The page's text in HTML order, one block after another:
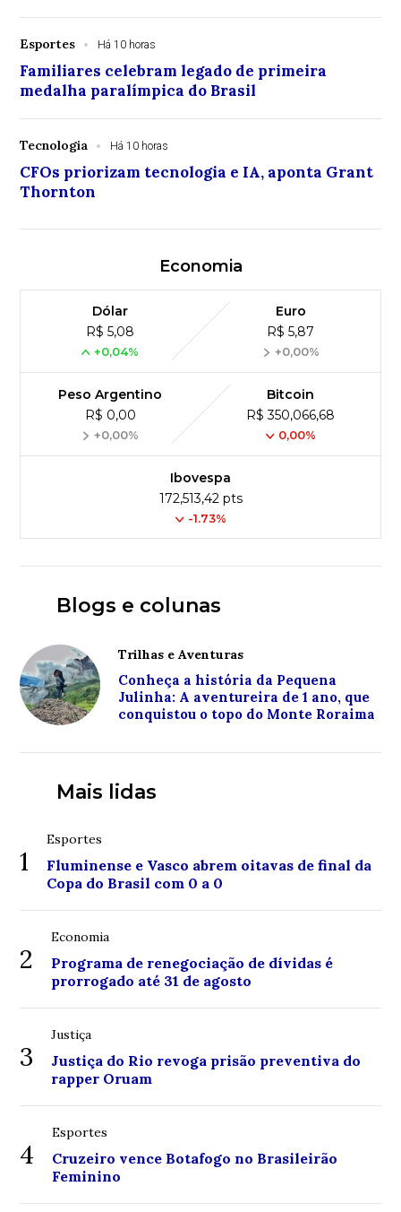
Esportes Há 10 horas
Familiares celebram legado de primeira
medalha paralímpica do Brasil
Tecnologia Há 10 horas
CFOs priorizam tecnologia e IA, aponta Grant
Thornton
Economia
Dólar
R$ 5,08
+0,04%
Euro
R$ 5,87
+0,00%
Peso Argentino
R$ 0,00
+0,00%
Bitcoin
R$ 350,066,68
0,00%
Ibovespa
172,513,42 pts
-1.73%
Blogs e colunas
Trilhas e Aventuras
Conheça a história da Pequena
Julinha: A aventureira de 1 ano, que
conquistou o topo do Monte Roraima
Mais lidas
1
Esportes
Fluminense e Vasco abrem oitavas de final da
Copa do Brasil com 0 a 0
2
Economia
Programa de renegociação de dívidas é
prorrogado até 31 de agosto
3
Justiça
Justiça do Rio revoga prisão preventiva do
rapper Oruam
4
Esportes
Cruzeiro vence Botafogo no Brasileirão
Feminino